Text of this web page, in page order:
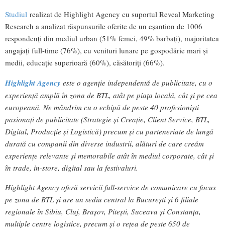
Studiul realizat de Highlight Agency cu suportul Reveal Marketing
Research a analizat răspunsurile oferite de un eșantion de 1006
respondenți din mediul urban (51% femei, 49% barbați), majoritatea
angajați full-time (76%), cu venituri lunare pe gospodărie mari și
medii, educație superioară (60%), căsătoriți (66%).
Highlight Agency este o agenție independentă de publicitate, cu o
experiență amplă în zona de BTL, atât pe piața locală, cât și pe cea
europeană. Ne mândrim cu o echipă de peste 40 profesioniști
pasionați de publicitate (Strategie și Creație, Client Service, BTL,
Digital, Producție și Logistică) precum și cu parteneriate de lungă
durată cu companii din diverse industrii, alături de care creăm
experiențe relevante și memorabile atât în mediul corporate, cât și
în trade, in-store, digital sau la festivaluri.
Highlight Agency oferă servicii full-service de comunicare cu focus
pe zona de BTL și are un sediu central la București și 6 filiale
regionale în Sibiu, Cluj, Brașov, Pitești, Suceava și Constanța,
multiple centre logistice, precum și o rețea de peste 650 de